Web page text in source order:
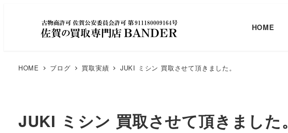
HOME
HOME ブログ 買取実績 JUKI ミシン 買取させて頂きました。
JUKI ミシン 買取させて頂きました。